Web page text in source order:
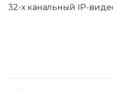
32-х канальный IP-